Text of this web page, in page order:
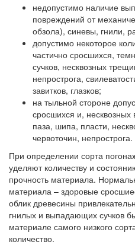
недопустимо наличие
повреждений от
обзола), синевы, гнили,
допустимо некоторое
частично сросшихся,
сучков, несквозных
непрострога,
завитков, глазков;
на тыльной стороне
сросшихся и,
паза, шипа, пласти,
червоточин, непрострога.
При определении сорта
уделяют количеству и
прочность материала.
материала – здоровые
облик древесины
гнилых и выпадающих сучков
материале самого низкого
количество.